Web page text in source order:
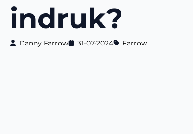
indruk?
Danny Farrow 31-07-2024 Farrow